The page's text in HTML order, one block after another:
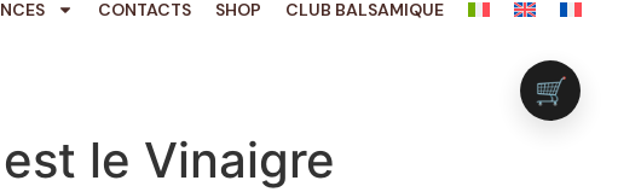
CONTACTS SHOP CLUB BALSAMIQUE
le Vinaigre
🛒